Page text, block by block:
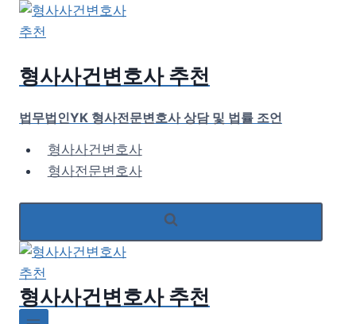
Skip
형사사건변호사 추천
법무법인YK 형사전문변호사 상담 및 법률 조언
형사사건변호사
형사전문변호사
형사사건변호사 추천